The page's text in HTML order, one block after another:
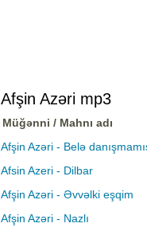
Afşin Azəri mp3
Müğənni / Mahnı adı
Afşin Azəri - Belə
Afsin Azeri - Dilbar
Afşin Azəri - Əvvəlki eşqim
Afşin Azəri - Nazlı